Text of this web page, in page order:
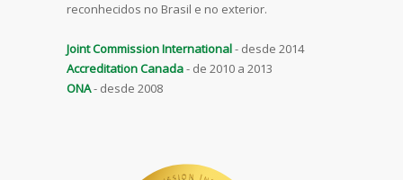
reconhecidos no Brasil e no exterior.
Joint Commission International- desde 2014
Accreditation Canada- de 2010 a 2013
ONA- desde 2008